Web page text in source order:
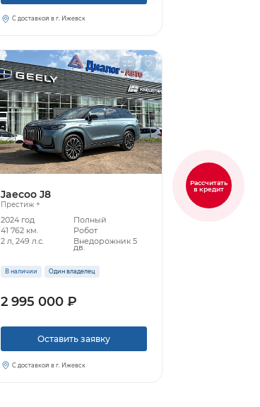
С доставкой в г. Ижевск
Jaecoo J8
Престиж +
2024 год
Полный
41 762 км.
Робот
2 л, 249 л.с.
Внедорожник 5
дв.
В наличии Один владелец
2 995 000 ₽
Оставить заявку
С доставкой в г. Ижевск
Рассчитать
в кредит